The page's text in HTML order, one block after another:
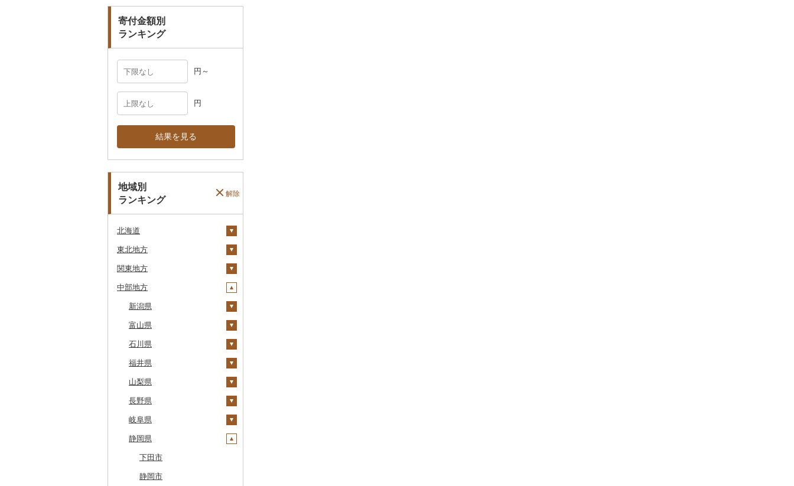
その他雑貨
寄付金額別
ランキング
円～
円
結果を見る
地域別
ランキング
解除
北海道
安平町
八雲町
鹿部町
江差町
白老町
せたな町
旭川市
森町
稚内市
標津町
清里町
北斗市
留萌市
東北地方
青森県
十和田市
大鰐町
南部町
五戸町
藤崎町
六ヶ所村
東北町
三戸町
東通村
黒石市
おいらせ町
岩手県
宮古市
軽米町
岩手町
矢巾町
釜石市
野田村
普代村
一戸町
陸前高田市
紫波町
宮城県
柴田町
色麻町
丸森町
大衡村
加美町
利府町
白石市
登米市
山元町
秋田県
大潟村
横手市
能代市
小坂町
仙北市
井川町
潟上市
三種町
山形県
村山市
尾花沢市
上山市
河北町
酒田市
新庄市
長井市
福島県
天栄村
広野町
鏡石町
須賀川市
小野町
棚倉町
関東地方
茨城県
土浦市
取手市
つくば市
稲敷市
潮来市
五霞町
北茨城市
境町
かすみがうら市
牛久市
栃木県
那須塩原市
市貝町
塩谷町
上三川町
佐野市
真岡市
高根沢町
大田原市
栃木市
群馬県
榛東村
下仁田町
玉村町
安中市
川場村
昭和村
甘楽町
明和町
埼玉県
春日部市
蕨市
戸田市
毛呂山町
久喜市
ふじみ野市
川島町
千葉県
勝浦市
袖ケ浦市
我孫子市
長柄町
芝山町
八千代市
東京都
八王子市
日野市
昭島市
武蔵村山市
葛飾区
神奈川県
南足柄市
松田町
大井町
中井町
中部地方
新潟県
十日町市
弥彦村
阿賀町
出雲崎町
魚沼市
佐渡市
燕市
南魚沼市
関川村
富山県
射水市
氷見市
朝日町
高岡市
魚津市
砺波市
入善町
黒部市
石川県
羽咋市
七尾市
白山市
穴水町
輪島市
中能登町
石川県（県庁）
福井県
美浜町
小浜市
越前町
若狭町
鯖江市
高浜町
山梨県
富士吉田市
甲斐市
山梨市
富士川町
大月市
長野県
高森町
御代田町
飯田市
青木村
岐阜県
養老町
八百津町
池田町
静岡県
下田市
静岡市